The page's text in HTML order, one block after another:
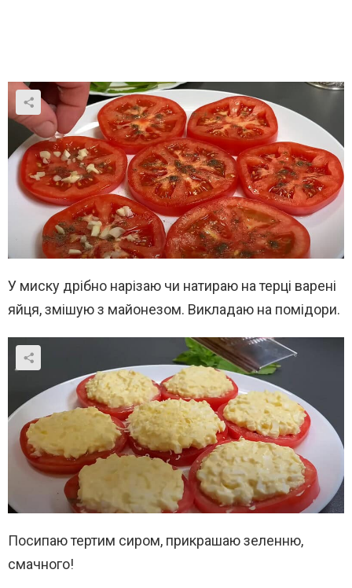
У миску дрібно нарізаю чи натираю на терці варені
яйця, змішую з майонезом. Викладаю на помідори.
Посипаю тертим сиром, прикрашаю зеленню,
смачного!